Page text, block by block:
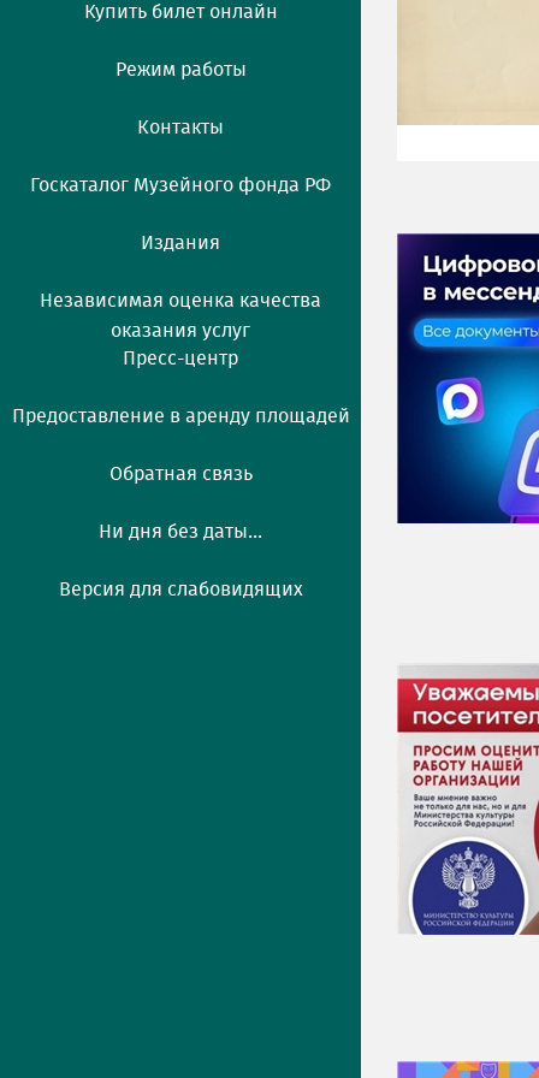
Купить билет онлайн
Режим работы
Контакты
Госкаталог Музейного фонда РФ
Издания
Независимая оценка качества
оказания услуг
Пресс-центр
Предоставление в аренду площадей
Обратная связь
Ни дня без даты...
Версия для слабовидящих